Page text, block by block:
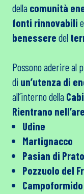
della comunità
fonti rinnovabili e
benessere del
Possono aderire al
di un’utenza di
all’interno della
Rientrano
Udine
Martignacco
Pasian di Prato
Pozzuolo del
Campoformido